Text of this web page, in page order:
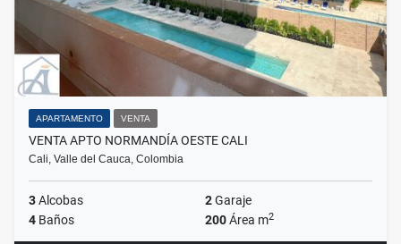
APARTAMENTO VENTA
VENTA APTO NORMANDÍA OESTE CALI
Cali, Valle del Cauca, Colombia
3Alcobas 2Garaje
4 Baños 200Área m2